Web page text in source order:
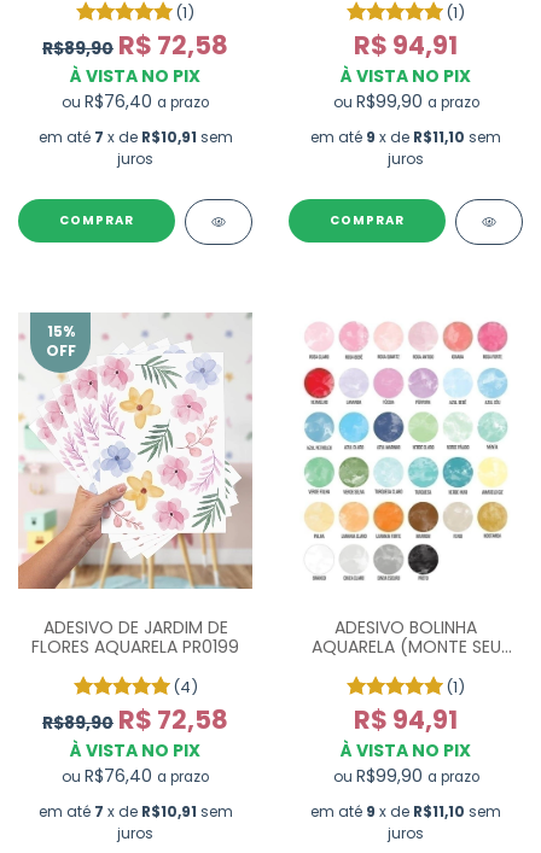
(1)
R$89,90 R$ 72,58
À VISTA NO PIX
ou R$76,40 a prazo
em até 7 x de R$10,91 sem
juros
COMPRAR
(1)
R$ 94,91
À VISTA NO PIX
ou R$99,90 a prazo
em até 9 x de R$11,10 sem
juros
COMPRAR
15%
OFF
ADESIVO DE JARDIM DE
FLORES AQUARELA PR0199
(4)
R$89,90 R$ 72,58
À VISTA NO PIX
ou R$76,40 a prazo
em até 7 x de R$10,91 sem
juros
ADESIVO BOLINHA
AQUARELA (MONTE SEU
(1)
R$ 94,91
À VISTA NO PIX
ou R$99,90 a prazo
em até 9 x de R$11,10 sem
juros